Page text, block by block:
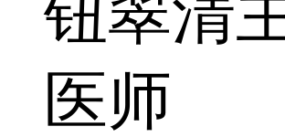
钮翠清
医师